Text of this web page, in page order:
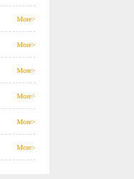
More>
More>
More>
More>
More>
More>